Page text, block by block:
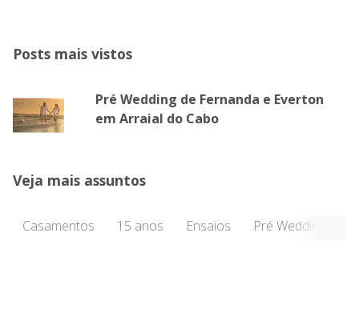
Posts mais vistos
Pré Wedding de Fernanda e Everton
em Arraial do Cabo
Veja mais assuntos
Casamentos 15 anos Ensaios Pré Wedding